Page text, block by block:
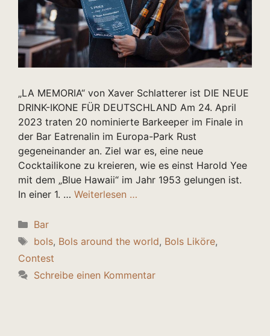
„LA MEMORIA“ von Xaver Schlatterer ist DIE NEUE
DRINK-IKONE FÜR DEUTSCHLAND Am 24. April
2023 traten 20 nominierte Barkeeper im Finale in
der Bar Eatrenalin im Europa-Park Rust
gegeneinander an. Ziel war es, eine neue
Cocktailikone zu kreieren, wie es einst Harold Yee
mit dem „Blue Hawaii“ im Jahr 1953 gelungen ist.
In einer 1. … Weiterlesen …
Kategorien
Bar
Schlagwörter
bols, Bols around the world, Bols Liköre,
Contest
Schreibe einen Kommentar